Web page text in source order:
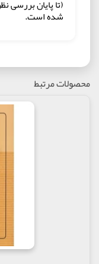
(تا پايان بررسى
شده است.
محصولات مرتبط